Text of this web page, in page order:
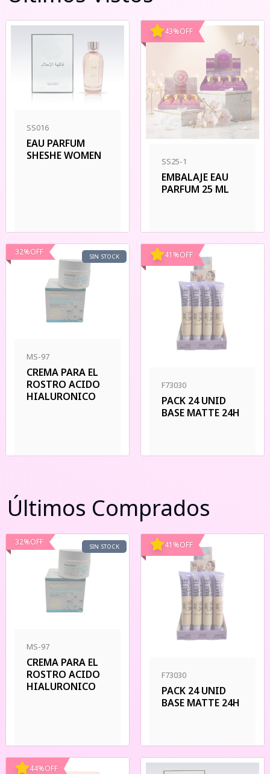
SS016
EAU PARFUM
SHESHE WOMEN
43%OFF
SS25-1
EMBALAJE EAU
PARFUM 25 ML
32%OFF SIN STOCK
MS-97
CREMA PARA EL
ROSTRO ACIDO
HIALURONICO
41 %OFF
F73030
PACK 24 UNID
BASE MATTE 24H
Últimos Comprados
32%OFF SIN STOCK
MS-97
CREMA PARA EL
ROSTRO ACIDO
HIALURONICO
41 %OFF
F73030
PACK 24 UNID
BASE MATTE 24H
44%OFF